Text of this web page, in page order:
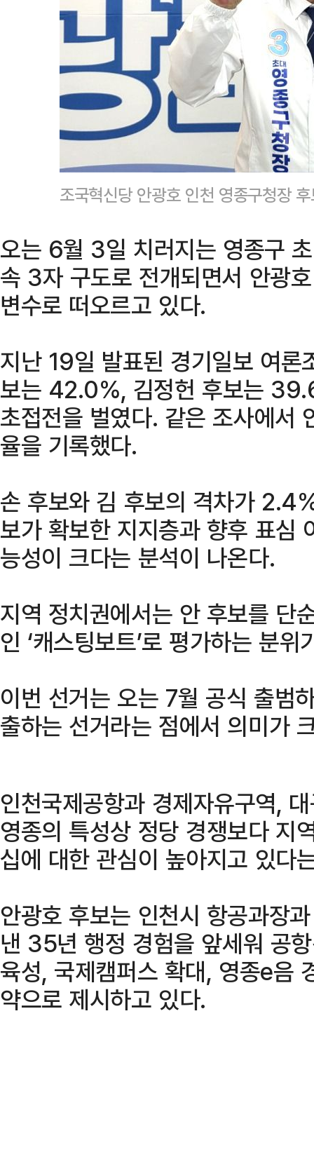
조국혁신당 안광호 인천 영종구청장
오는 6월 3일 치러지는 영종구
속 3자 구도로 전개되면서 안광
변수로 떠오르고 있다.
지난 19일 발표된 경기일보 여론
보는 42.0%, 김정헌 후보는
초접전을 벌였다. 같은 조사에
율을 기록했다.
손 후보와 김 후보의 격차가
보가 확보한 지지층과 향후 표심
능성이 크다는 분석이 나온다.
지역 정치권에서는 안 후보를 단
인 ‘캐스팅보트’로 평가하는 분위
이번 선거는 오는 7월 공식 출범
출하는 선거라는 점에서 의미가
인천국제공항과 경제자유구역,
영종의 특성상 정당 경쟁보다 지
십에 대한 관심이 높아지고 있다
안광호 후보는 인천시 항공과장
낸 35년 행정 경험을 앞세워 공
육성, 국제캠퍼스 확대, 영종e음
약으로 제시하고 있다.